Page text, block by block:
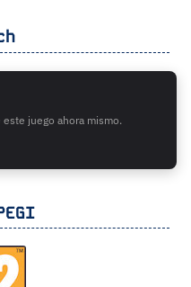
juego ahora mismo.